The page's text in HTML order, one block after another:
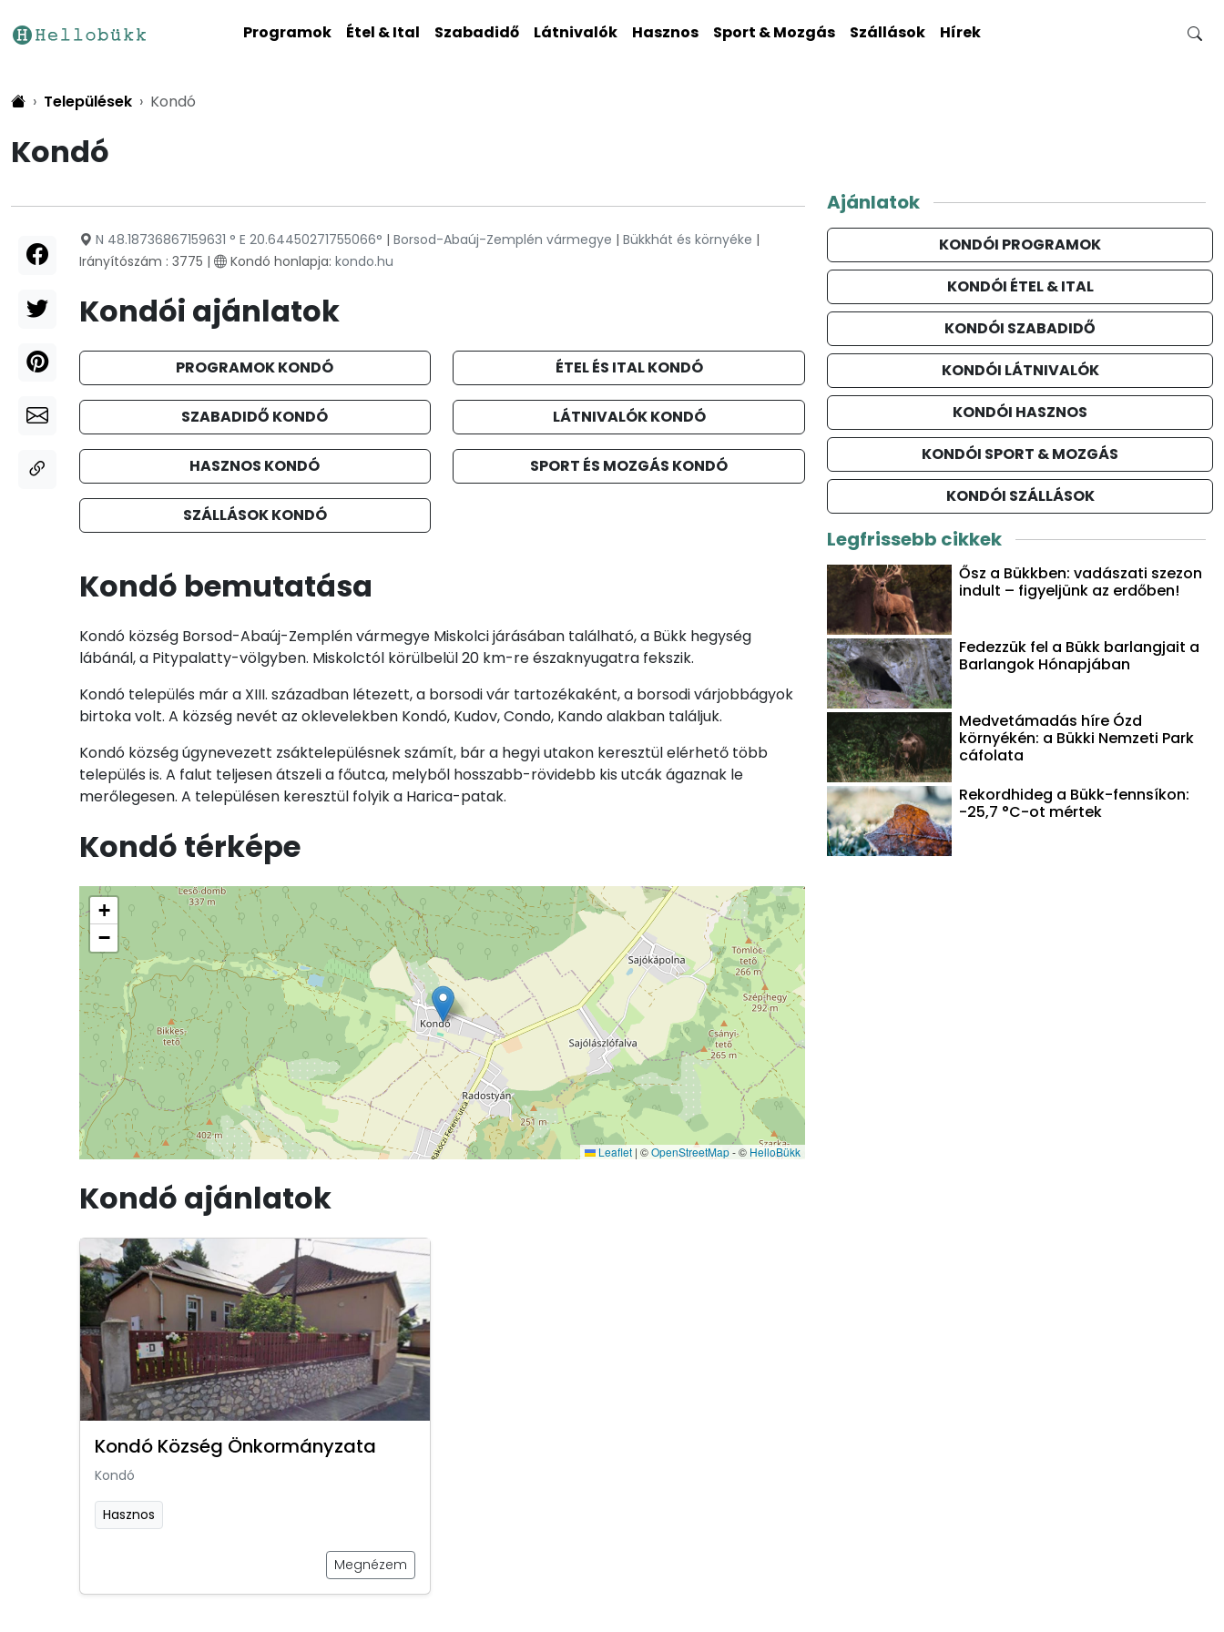
Programok Étel & Ital Szabadidő Látnivalók Hasznos Sport & Mozgás Szállások Hírek
Települések Kondó
Kondó
N 48.18736867159631 ° E 20.64450271755066° | Borsod-Abaúj-Zemplén vármegye | Bükkhát és környéke |
Irányítószám : 3775 |
Kondó honlapja: kondo.hu
Kondói ajánlatok
PROGRAMOK KONDÓ ÉTEL ÉS ITAL KONDÓ
SZABADIDŐ KONDÓ LÁTNIVALÓK KONDÓ
HASZNOS KONDÓ SPORT ÉS MOZGÁS KONDÓ
SZÁLLÁSOK KONDÓ
Kondó bemutatása
Kondó község Borsod-Abaúj-Zemplén vármegye Miskolci járásában található, a Bükk hegység
lábánál, a Pitypalatty-völgyben. Miskolctól körülbelül 20 km-re északnyugatra fekszik.
Kondó település már a XIII. században létezett, a borsodi vár tartozékaként, a borsodi várjobbágyok
birtoka volt. A község nevét az oklevelekben Kondó, Kudov, Condo, Kando alakban találjuk.
Kondó község úgynevezett zsáktelepülésnek számít, bár a hegyi utakon keresztül elérhető több
település is. A falut teljesen átszeli a főutca, melyből hosszabb-rövidebb kis utcák ágaznak le
merőlegesen. A településen keresztül folyik a Harica-patak.
Kondó térképe
+
−
Leaflet | ©OpenStreetMap- © HelloBükk
Kondó ajánlatok
Kondó Község Önkormányzata
Kondó
Hasznos
Megnézem
Ajánlatok
KONDÓI PROGRAMOK
KONDÓI ÉTEL & ITAL
KONDÓI SZABADIDŐ
KONDÓI LÁTNIVALÓK
KONDÓI HASZNOS
KONDÓI SPORT & MOZGÁS
KONDÓI SZÁLLÁSOK
Legfrissebb cikkek
Ősz a Bükkben: vadászati szezon
indult – figyeljünk az erdőben!
Fedezzük fel a Bükk barlangjait a
Barlangok Hónapjában
Medvetámadás híre Ózd
környékén: a Bükki Nemzeti Park
cáfolata
Rekordhideg a Bükk-fennsíkon:
-25,7 °C-ot mértek